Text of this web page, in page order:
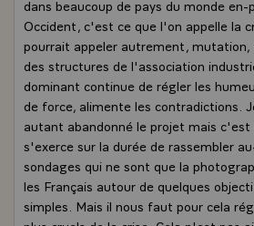
dans beaucoup de pays du monde en-
Occident, c'est ce que l'on appelle la
pourrait appeler autrement,
des structures de l'association
dominant continue de régler les
de force, alimente les contradictions.
autant abandonné le projet mais c'est
s'exerce sur la durée de rassembler
sondages qui ne sont que la
les Français autour de quelques
simples. Mais il nous faut pour cela